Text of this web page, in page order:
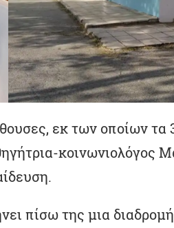
εκ των οποίων τα
κοινωνιολόγος
πίσω της μια